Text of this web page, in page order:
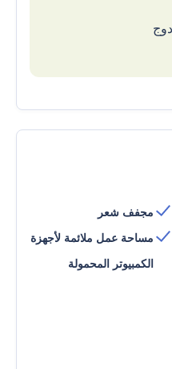
مجفف شعر
مساحة عمل ملائمة لأجهزة
الكمبيوتر المحمولة